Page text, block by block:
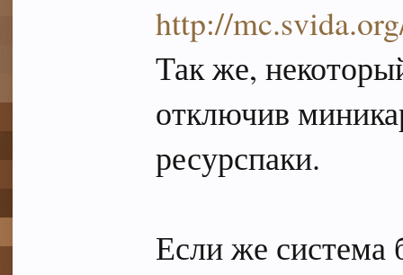
http://
Так же,
отключив
ресурспаки.
Если же система